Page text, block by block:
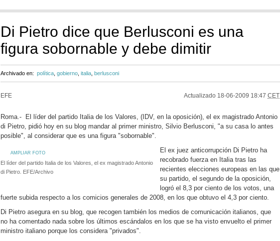
Di Pietro dice que Berlusconi es una
figura sobornable y debe dimitir
Archivado en: política gobierno italia berlusconi
EFE Actualizado 18-06-2009 18:47 CET
Roma.- El líder del partido Italia de los Valores, (IDV, en la oposición), el ex magistrado Antonio
di Pietro, pidió hoy en su blog mandar al primer ministro, Silvio Berlusconi, "a su casa lo antes
posible", al considerar que es una figura "sobornable".
AMPLIAR FOTO
El líder del partido Italia de los Valores, el ex magistrado Antonio
di Pietro. EFE/Archivo
El ex juez anticorrupción Di Pietro ha
recobrado fuerza en Italia tras las
recientes elecciones europeas en las que
su partido, el segundo de la oposición,
logró el 8,3 por ciento de los votos, una
fuerte subida respecto a los comicios generales de 2008, en los que obtuvo el 4,3 por ciento.
Di Pietro asegura en su blog, que recogen también los medios de comunicación italianos, que
no ha comentado nada sobre los últimos escándalos en los que se ha visto envuelto el primer
ministro italiano porque los considera "privados".